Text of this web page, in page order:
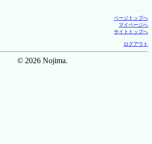
ページトップへ
マイページへ
サイトトップへ
ログアウト
© 2026 Nojima.